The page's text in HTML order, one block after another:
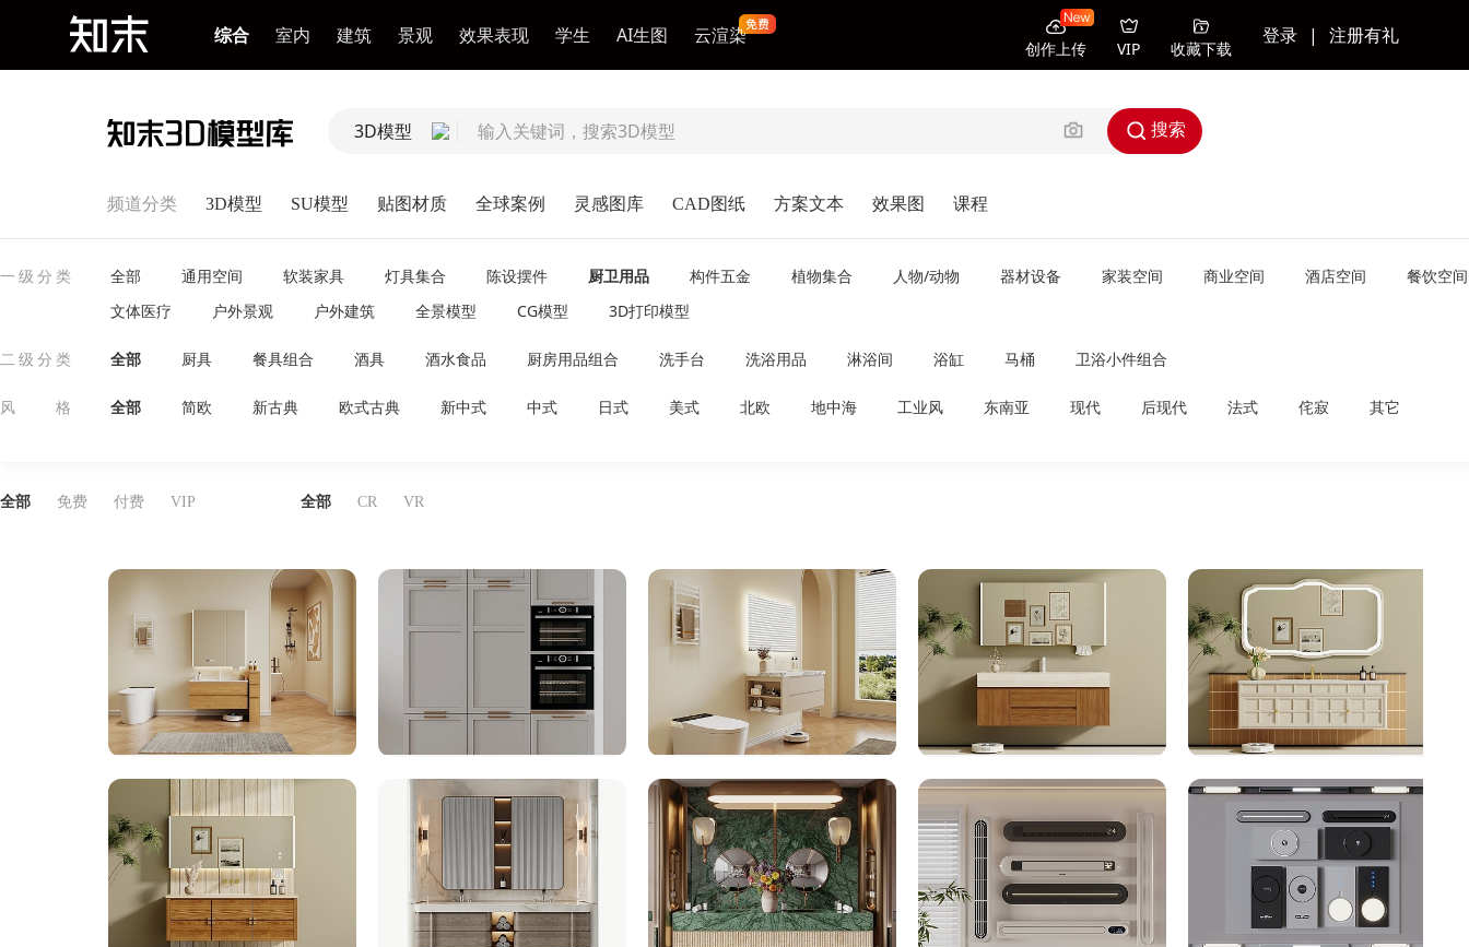
综合 室内 建筑 景观 效果表现 学生 AI生图 云渲染
创作上传 VIP 收藏下载
登录 | 注册有礼
3D模型 搜索
频道分类 3D模型 SU模型 贴图材质 全球案例 灵感图库 CAD图纸 方案文本 效果图 课程
一级分类 全部 通用空间 软装家具 灯具集合 陈设摆件 厨卫用品 构件五金 植物集合 人物/动物 器材设备 家装空间 商业空间 酒店空间
餐饮空间
文体医疗
户外景观 户外建筑 全景模型 CG模型 3D打印模型
二级分类 全部 厨具 餐具组合 酒具 酒水食品 厨房用品组合 洗手台 洗浴用品 淋浴间 浴缸 马桶 卫浴小件组合
风格 全部 简欧 新古典 欧式古典 新中式 中式 日式 美式 北欧 地中海 工业风 东南亚 现代 后现代 法式 侘寂 其它
全部 免费 付费 VIP 全部 CR VR